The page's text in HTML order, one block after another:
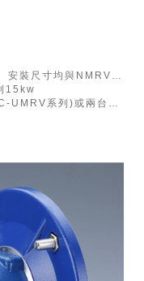
/ NRV系列渦輪減速機完全兼容
15kw
UMRV系列)以達到更高速比